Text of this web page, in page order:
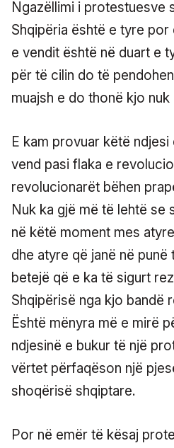
Ngazëllimi i protestuesve
Shqipëria është e tyre por
e vendit është në duart e
për të cilin do të
muajsh e do thonë kjo
E kam provuar këtë
vend pasi flaka e
revolucionarët bëhen
Nuk ka gjë më të lehtë se
në këtë moment mes
dhe atyre që janë në punë
betejë që e ka të sigurt
Shqipërisë nga kjo bandë
Është mënyra më e mirë
ndjesinë e bukur të një
vërtet përfaqëson një
shoqërisë shqiptare.
Por në emër të kësaj